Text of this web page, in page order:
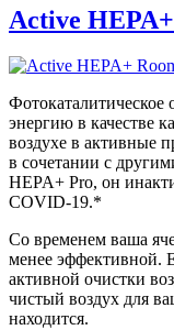
Filter
Active
Фотокаталитическое
энергию в качестве
воздухе в активные
в сочетании с
HEPA+ Pro, он
COVID-19.*
Со временем ваша
менее эффективной.
активной очистки
чистый воздух для
находится.